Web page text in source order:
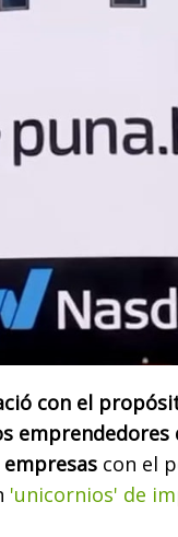
con el
emprendedores
con el
'unicornios' de